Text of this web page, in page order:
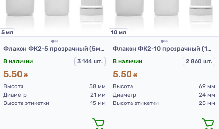
5 мл
Флакон ФК2-5 прозрачный (5мл)
В наличии 3 144 шт.
5.50 ₴
Высота
58 мм
Диаметр
21 мм
Высота этикетки
15 мм
10 мл
Флакон ФК2-10 прозрачный (10мл)
В наличии 2 860 шт.
5.50 ₴
Высота
69 мм
Диаметр
24 мм
Высота этикетки
25 мм